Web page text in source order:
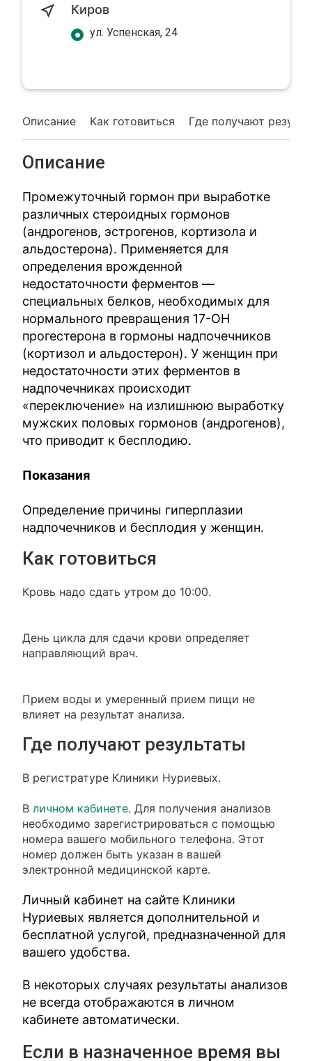
Описание Как готовиться Где получают
Описание
Промежуточный гормон при выработке
различных стероидных гормонов
(андрогенов, эстрогенов, кортизола и
альдостерона). Применяется для
определения врожденной
недостаточности ферментов —
специальных белков, необходимых для
нормального превращения 17-ОН
прогестерона в гормоны надпочечников
(кортизол и альдостерон). У женщин при
недостаточности этих ферментов в
надпочечниках происходит
«переключение» на излишнюю выработку
мужских половых гормонов (андрогенов),
что приводит к бесплодию.
Показания
Определение причины гиперплазии
надпочечников и бесплодия у женщин.
Как готовиться
Кровь надо сдать утром до 10:00.
День цикла для сдачи крови определяет
направляющий врач.
Прием воды и умеренный прием пищи не
влияет на результат анализа.
Где получают результаты
В регистратуре Клиники Нуриевых.
Вличном кабинете. Для получения анализов
необходимо зарегистрироваться с помощью
номера вашего мобильного телефона. Этот
номер должен быть указан в вашей
электронной медицинской карте.
Личный кабинет на сайте Клиники
Нуриевых является дополнительной и
бесплатной услугой, предназначенной для
вашего удобства.
В некоторых случаях результаты анализов
не всегда отображаются в личном
кабинете автоматически.
Если в назначенное время вы
Киров
ул. Успенская, 24